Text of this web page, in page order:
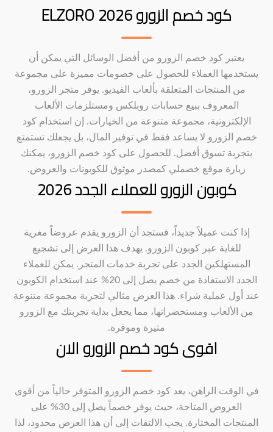
كود خصم الزورو ELZORO 2026
يعتبر كود خصم الزورو من أفضل الوسائل التي يمكن أن
يستخدمها العملاء للحصول على خصومات مميزة على مجموعة
من المنتجات المتعلقة بألعاب الفيديو. يوفر متجر الزورو،
المعروف ببيع حسابات روبلكس ومستلزمات الألعاب
الإلكترونية، مجموعة متنوعة من الخيارات. إن استخدام كود
خصم الزورو لا يساعد فقط في توفير المال، بل يجعلك تستمتع
بتجربة تسوق أفضل. للحصول على كود خصم الزورو، يمكنك
زيارة موقع خصملي كمصدر موثوق للكوبونات والعروض.
كوبون الزورو للعملاء الجدد 2026
إذا كنت عميلاً جديداً، فستجد أن الزورو يقدم عروضاً مغرية
للغاية عبر كوبون الزورو. يهدف هذا العرض إلى تشجيع
المستهلكين الجدد على تجربة خدمات المتجر. يمكن للعملاء
الجدد الاستفادة من خصم يصل إلى 20% عند استخدام الكوبون
عند أول عملية شراء. هذا العرض مثالي لتجربة مجموعة متنوعة
من الألعاب ومستحضراتها، مما يجعل بداية تجربتك مع الزورو
مثيرة وموفرة.
اقوى كود خصم الزورو الان
في الوقت الراهن، يعد كود خصم الزورو المتوفر حالياً من أقوى
العروض المتاحة، حيث يوفر خصماً يصل إلى 30% على
المنتجات المختارة. يجب الالتفات إلى أن هذا العرض محدود، لذا